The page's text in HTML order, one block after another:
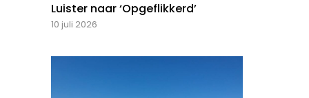
Luister naar ‘Opgeflikkerd’
10 juli 2026